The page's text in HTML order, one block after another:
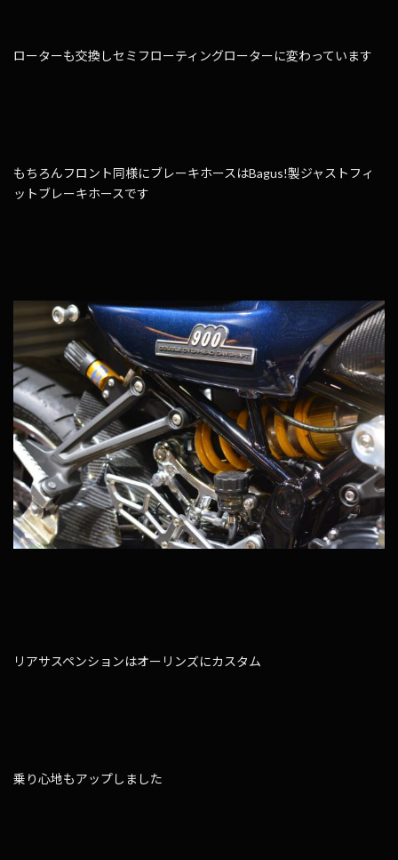
ローターも交換しセミフローティングローターに変わっています
もちろんフロント同様にブレーキホースはBagus!製ジャストフィ
ットブレーキホースです
リアサスペンションはオーリンズにカスタム
乗り心地もアップしました